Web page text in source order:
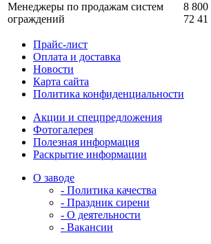
Менеджеры по продажам систем
ограждений
8 800
72 41
Прайс-лист
Оплата и доставка
Новости
Карта сайта
Политика конфиденциальности
Акции и спецпредложения
Фотогалерея
Полезная информация
Раскрытие информации
О заводе
- Политика качества
- Праздник сирени
- О деятельности
- Вакансии